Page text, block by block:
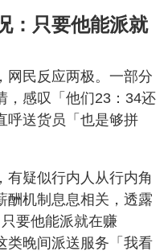
：只要他能派就
网民反应两极。一部分
，感叹「他们23：34还
呼送货员「也是够拼
有疑似行内人从行内角
酬机制息息相关，透露
要他能派就在赚
类晚间派送服务「我看